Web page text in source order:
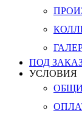
ПОД
УСЛОВИЯ